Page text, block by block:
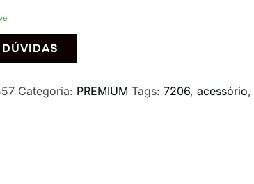
Categoria: PREMIUM Tags: 7206, acessório,